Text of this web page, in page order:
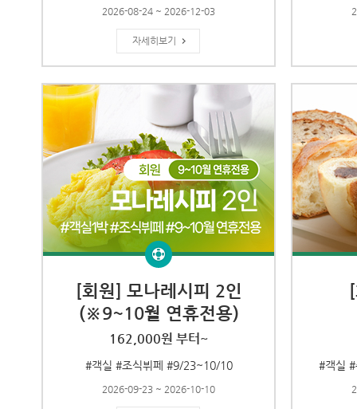
2026-08-24 ~ 2026-12-03
자세히보기
[회원] 모나레시피 2인
(※9~10월 연휴전용)
162,000원 부터~
#객실 #조식뷔페 #9/23~10/10
2026-09-23 ~ 2026-10-10
#객실